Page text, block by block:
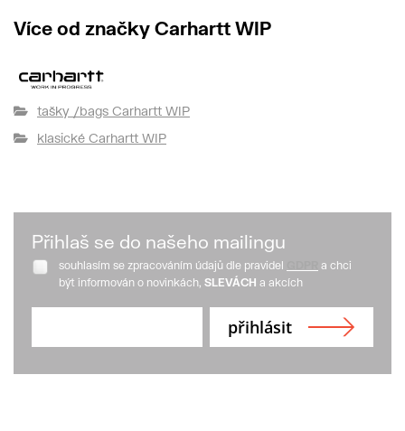
Více od značky Carhartt WIP
tašky /bags Carhartt WIP
klasické Carhartt WIP
Přihlaš se do našeho mailingu
souhlasím se zpracováním údajů dle pravidel
a chci
být informován o novinkách, SLEVÁCH a akcích